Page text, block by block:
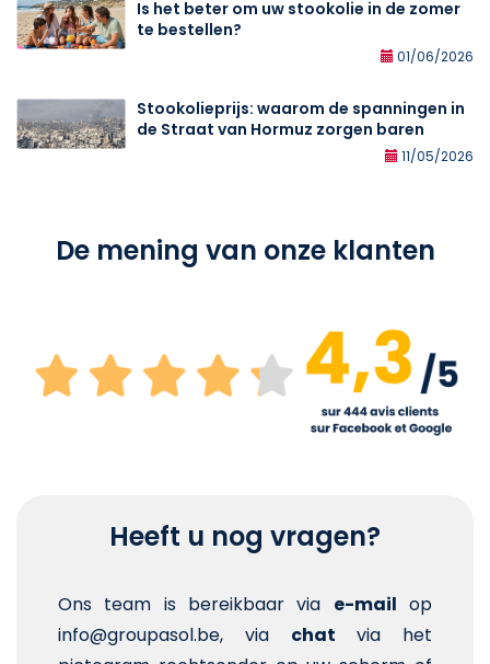
Is het beter om uw stookolie in de zomer
te bestellen?
01/06/2026
Stookolieprijs: waarom de spanningen in
de Straat van Hormuz zorgen baren
11/05/2026
De mening van onze klanten
Heeft u nog vragen?
Ons team is bereikbaar via e-mail op
info@groupasol.be, via chat via het